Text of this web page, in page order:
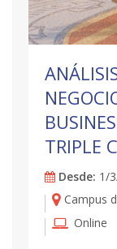
TRIPLE
Desde: 1/
Campus
Online